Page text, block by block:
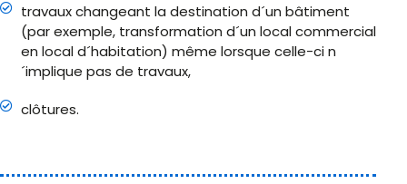
travaux changeant la destination d´un bâtiment
(par exemple, transformation d´un local commercial
en local d´habitation) même lorsque celle-ci n
´implique pas de travaux,
clôtures.